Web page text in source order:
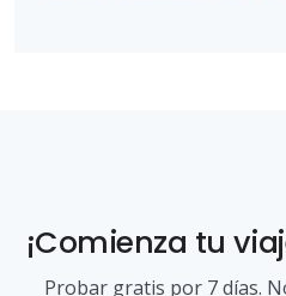
¡Comienza tu
Probar gratis por 7 días.